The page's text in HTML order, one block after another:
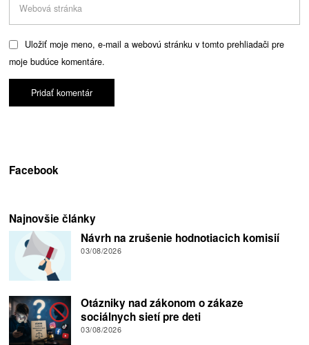
Uložiť moje meno, e-mail a webovú stránku v tomto prehliadači pre
moje budúce komentáre.
Facebook
Najnovšie články
Návrh na zrušenie hodnotiacich komisií
03/08/2026
Otázniky nad zákonom o zákaze
sociálnych sietí pre deti
03/08/2026